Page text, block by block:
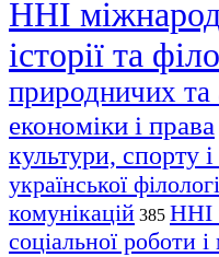
ННІ
історії та
природничих та
економіки і права
культури, спорту
української
комунікацій 385 ННІ
соціальної роботи